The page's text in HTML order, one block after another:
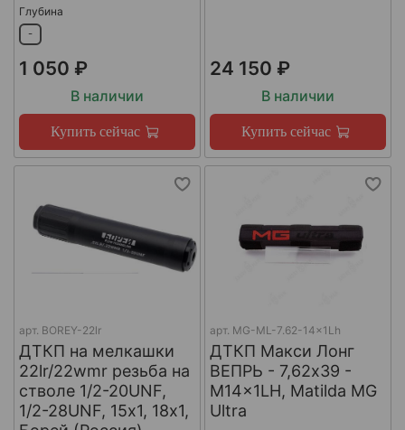
Глубина
-
1 050 ₽
В наличии
Купить сейчас
24 150 ₽
В наличии
Купить сейчас
арт. BOREY-22lr
ДТКП на мелкашки
22lr/22wmr резьба на
стволе 1/2-20UNF,
1/2-28UNF, 15х1, 18х1,
арт. MG-ML-7.62-14x1Lh
ДТКП Макси Лонг
ВЕПРЬ - 7,62x39 -
M14x1LH, Matilda MG
Ultra